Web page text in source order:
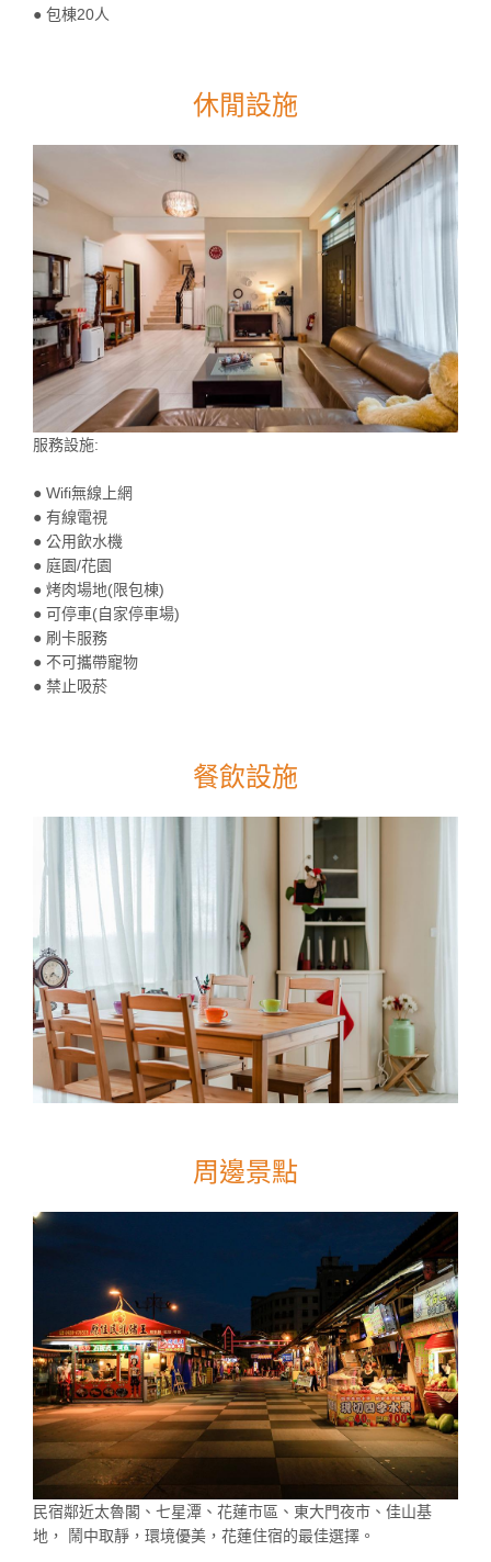
● 包棟20人
休閒設施
服務設施:
● Wifi無線上網
● 有線電視
● 公用飲水機
● 庭園/花園
● 烤肉場地(限包棟)
● 可停車(自家停車場)
● 刷卡服務
● 不可攜帶寵物
● 禁止吸菸
餐飲設施
周邊景點
民宿鄰近太魯閣、七星潭、花蓮市區、東大門夜市、佳山基
地， 鬧中取靜，環境優美，花蓮住宿的最佳選擇。